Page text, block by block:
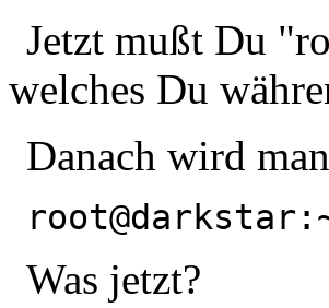
Jetzt mußt Du
welches Du
Danach wird
Was jetzt?